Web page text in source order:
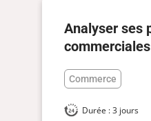
Analyser ses
commerciales
Commerce
Durée : 3 jours